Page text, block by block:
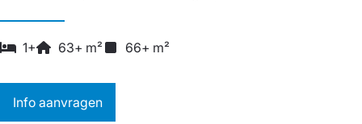
1+ 63+ m² 66+ m²
Info aanvragen